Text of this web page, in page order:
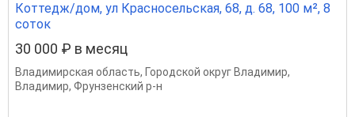
Коттедж/дом, ул Красносельская, 68, д. 68, 100 м², 8
соток
30 000 ₽ в месяц
Владимирская область, Городской округ Владимир,
Владимир, Фрунзенский р-н